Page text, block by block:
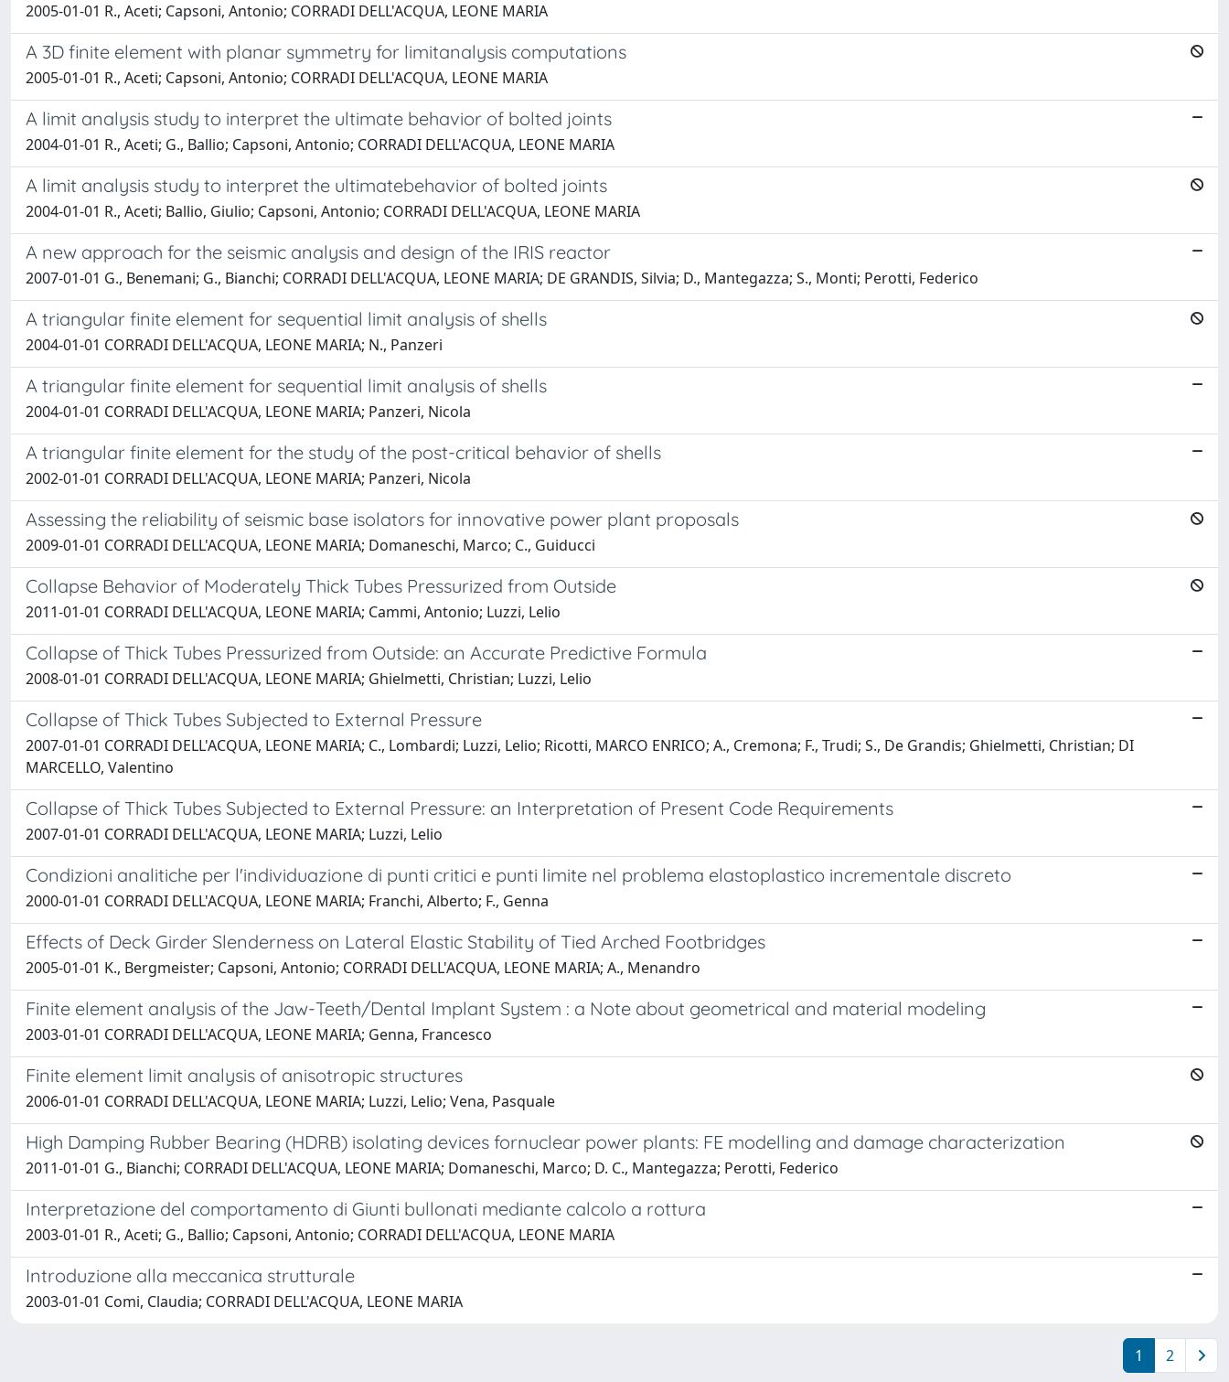
2005-01-01 R., Aceti; Capsoni, Antonio; CORRADI DELL'ACQUA, LEONE MARIA
A 3D finite element with planar symmetry for limitanalysis computations
2005-01-01 R., Aceti; Capsoni, Antonio; CORRADI DELL'ACQUA, LEONE MARIA
A limit analysis study to interpret the ultimate behavior of bolted joints
2004-01-01 R., Aceti; G., Ballio; Capsoni, Antonio; CORRADI DELL'ACQUA, LEONE MARIA
A limit analysis study to interpret the ultimatebehavior of bolted joints
2004-01-01 R., Aceti; Ballio, Giulio; Capsoni, Antonio; CORRADI DELL'ACQUA, LEONE MARIA
A new approach for the seismic analysis and design of the IRIS reactor
2007-01-01 G., Benemani; G., Bianchi; CORRADI DELL'ACQUA, LEONE MARIA; DE GRANDIS, Silvia; D., Mantegazza; S., Monti; Perotti, Federico
A triangular finite element for sequential limit analysis of shells
2004-01-01 CORRADI DELL'ACQUA, LEONE MARIA; N., Panzeri
A triangular finite element for sequential limit analysis of shells
2004-01-01 CORRADI DELL'ACQUA, LEONE MARIA; Panzeri, Nicola
A triangular finite element for the study of the post-critical behavior of shells
2002-01-01 CORRADI DELL'ACQUA, LEONE MARIA; Panzeri, Nicola
Assessing the reliability of seismic base isolators for innovative power plant proposals
2009-01-01 CORRADI DELL'ACQUA, LEONE MARIA; Domaneschi, Marco; C., Guiducci
Collapse Behavior of Moderately Thick Tubes Pressurized from Outside
2011-01-01 CORRADI DELL'ACQUA, LEONE MARIA; Cammi, Antonio; Luzzi, Lelio
Collapse of Thick Tubes Pressurized from Outside: an Accurate Predictive Formula
2008-01-01 CORRADI DELL'ACQUA, LEONE MARIA; Ghielmetti, Christian; Luzzi, Lelio
Collapse of Thick Tubes Subjected to External Pressure
2007-01-01 CORRADI DELL'ACQUA, LEONE MARIA; C., Lombardi; Luzzi, Lelio; Ricotti, MARCO ENRICO; A., Cremona; F., Trudi; S., De Grandis; Ghielmetti, Christian; DI
MARCELLO, Valentino
Collapse of Thick Tubes Subjected to External Pressure: an Interpretation of Present Code Requirements
2007-01-01 CORRADI DELL'ACQUA, LEONE MARIA; Luzzi, Lelio
Condizioni analitiche per l'individuazione di punti critici e punti limite nel problema elastoplastico incrementale discreto
2000-01-01 CORRADI DELL'ACQUA, LEONE MARIA; Franchi, Alberto; F., Genna
Effects of Deck Girder Slenderness on Lateral Elastic Stability of Tied Arched Footbridges
2005-01-01 K., Bergmeister; Capsoni, Antonio; CORRADI DELL'ACQUA, LEONE MARIA; A., Menandro
Finite element analysis of the Jaw-Teeth/Dental Implant System : a Note about geometrical and material modeling
2003-01-01 CORRADI DELL'ACQUA, LEONE MARIA; Genna, Francesco
Finite element limit analysis of anisotropic structures
2006-01-01 CORRADI DELL'ACQUA, LEONE MARIA; Luzzi, Lelio; Vena, Pasquale
High Damping Rubber Bearing (HDRB) isolating devices fornuclear power plants: FE modelling and damage characterization
2011-01-01 G., Bianchi; CORRADI DELL'ACQUA, LEONE MARIA; Domaneschi, Marco; D. C., Mantegazza; Perotti, Federico
Interpretazione del comportamento di Giunti bullonati mediante calcolo a rottura
2003-01-01 R., Aceti; G., Ballio; Capsoni, Antonio; CORRADI DELL'ACQUA, LEONE MARIA
Introduzione alla meccanica strutturale
2003-01-01 Comi, Claudia; CORRADI DELL'ACQUA, LEONE MARIA
1 2